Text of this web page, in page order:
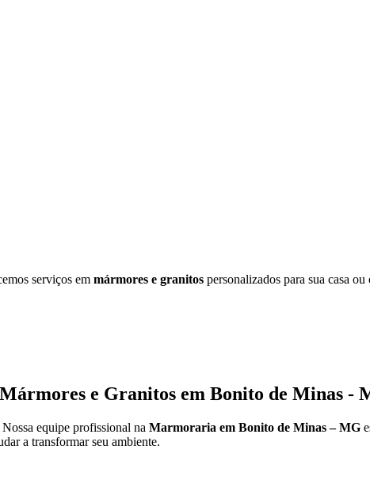
serviços em mármores e granitos personalizados para sua casa
e Granitos em Bonito de Minas -
equipe profissional na Marmoraria em Bonito de Minas – MG
a transformar seu ambiente.